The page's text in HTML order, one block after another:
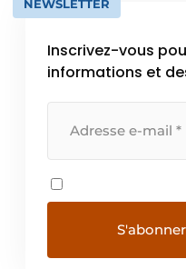
NEWSLETTER
Inscrivez-vous
informations et